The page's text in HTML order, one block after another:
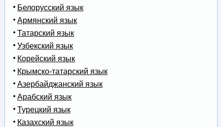
Белорусский язык
Армянский язык
Татарский язык
Узбекский язык
Корейский язык
Крымско-татарский язык
Азербайджанский язык
Арабский язык
Турецкий язык
Казахский язык